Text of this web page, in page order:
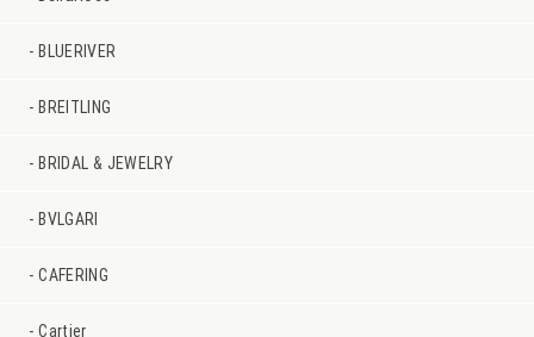
BLUERIVER
BREITLING
BRIDAL & JEWELRY
BVLGARI
CAFERING
Cartier